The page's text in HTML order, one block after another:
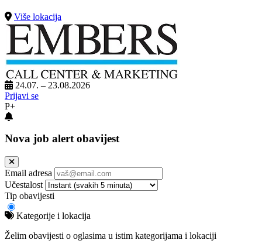
Više lokacija
24.07. – 23.08.2026
Prijavi se
P+
Nova job alert obavijest
Email adresa
Učestalost
Tip obavijesti
Kategorije i lokacija
Želim obavijesti o oglasima u istim kategorijama i lokaciji